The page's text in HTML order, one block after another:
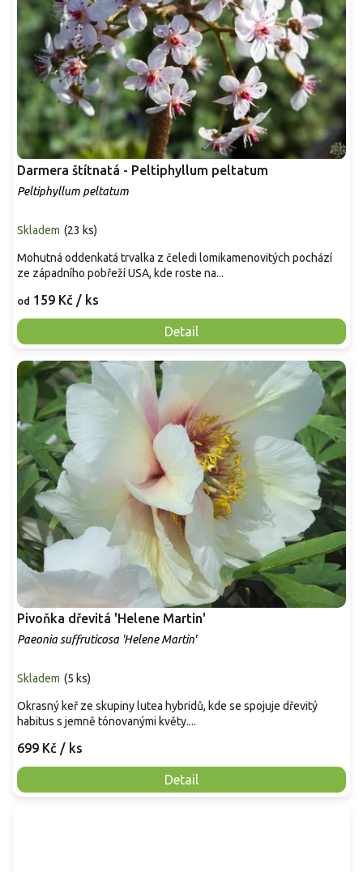
Darmera štítnatá - Peltiphyllum peltatum
Peltiphyllum peltatum
Skladem (23 ks)
od 159 Kč / ks
Detail
Mohutná oddenkatá trvalka z čeledi lomikamenovitých pochází
ze západního pobřeží USA, kde roste na...
Pivoňka dřevitá 'Helene Martin'
Paeonia suffruticosa 'Helene Martin'
Skladem (5 ks)
699 Kč / ks
Detail
Okrasný keř ze skupiny lutea hybridů, kde se spojuje dřevitý
habitus s jemně tónovanými květy....